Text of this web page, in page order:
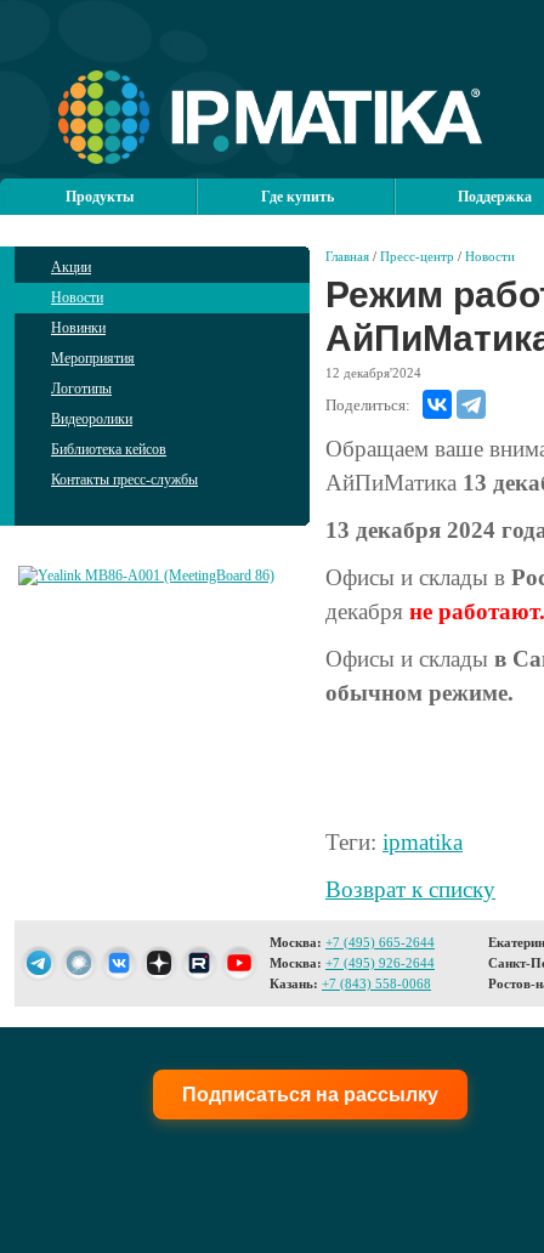
Продукты Где купить Поддержка
Акции
Новости
Новинки
Мероприятия
Логотипы
Видеоролики
Библиотека кейсов
Контакты пресс-службы
Главная / Пресс-центр / Новости
Режим
12 декабря'2024
Поделиться:
Обращаем ваше
АйПиМатика 13
13 декабря 2024
Офисы и склады в
декабря не работают.
Офисы и склады в
обычном режиме.
Теги: ipmatika
Возврат к списку
Москва: +7 (495) 665-2644
Москва: +7 (495) 926-2644
Казань: +7 (843) 558-0068
Санкт-
Ростов-
Подписаться на рассылку